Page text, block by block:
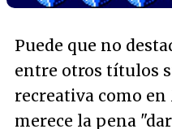
Puede que no
entre otros títulos
recreativa como
merece la pena